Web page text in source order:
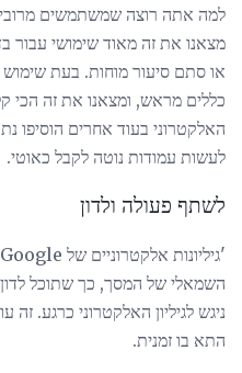
למה אתה רוצה שמשתמשים
מצאנו את זה מאוד שימושי עבור
או סתם סיעור מוחות. בעת שימוש
כללים מראש, ומצאנו את זה הכי
האלקטרוני בעוד אחרים הוסיפו
לעשות עמודות נוטה לקבל כאוטי.
לשתף פעולה ולדון
השמאלי של המסך, כך שתוכל
ניגש לגיליון האלקטרוני כרגע.
התא בו זמנית.